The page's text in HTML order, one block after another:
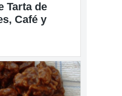
Tarta de
Café y